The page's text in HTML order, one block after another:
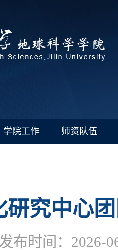
学院工作 师资队伍
研究中心
发布时间：2026-